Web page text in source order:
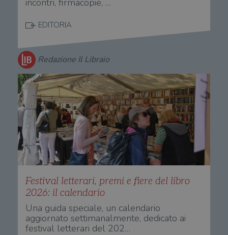
incontri, firmacopie, …
EDITORIA
Redazione Il Libraio
Festival letterari, premi e fiere del libro
2026: il calendario
Una guida speciale, un calendario
aggiornato settimanalmente, dedicato ai
festival letterari del 202…